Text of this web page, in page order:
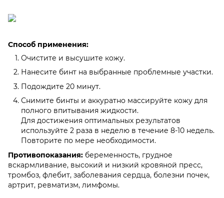
Способ применения:
Очистите и высушите кожу.
Нанесите бинт на выбранные проблемные участки.
Подождите 20 минут.
Снимите бинты и аккуратно массируйте кожу для
полного впитывания жидкости.
Для достижения оптимальных результатов
используйте 2 раза в неделю в течение 8-10 недель.
Повторите по мере необходимости.
Противопоказания: беременность, грудное
вскармливание, высокий и низкий кровяной пресс,
тромбоз, флебит, заболевания сердца, болезни почек,
артрит, ревматизм, лимфомы.